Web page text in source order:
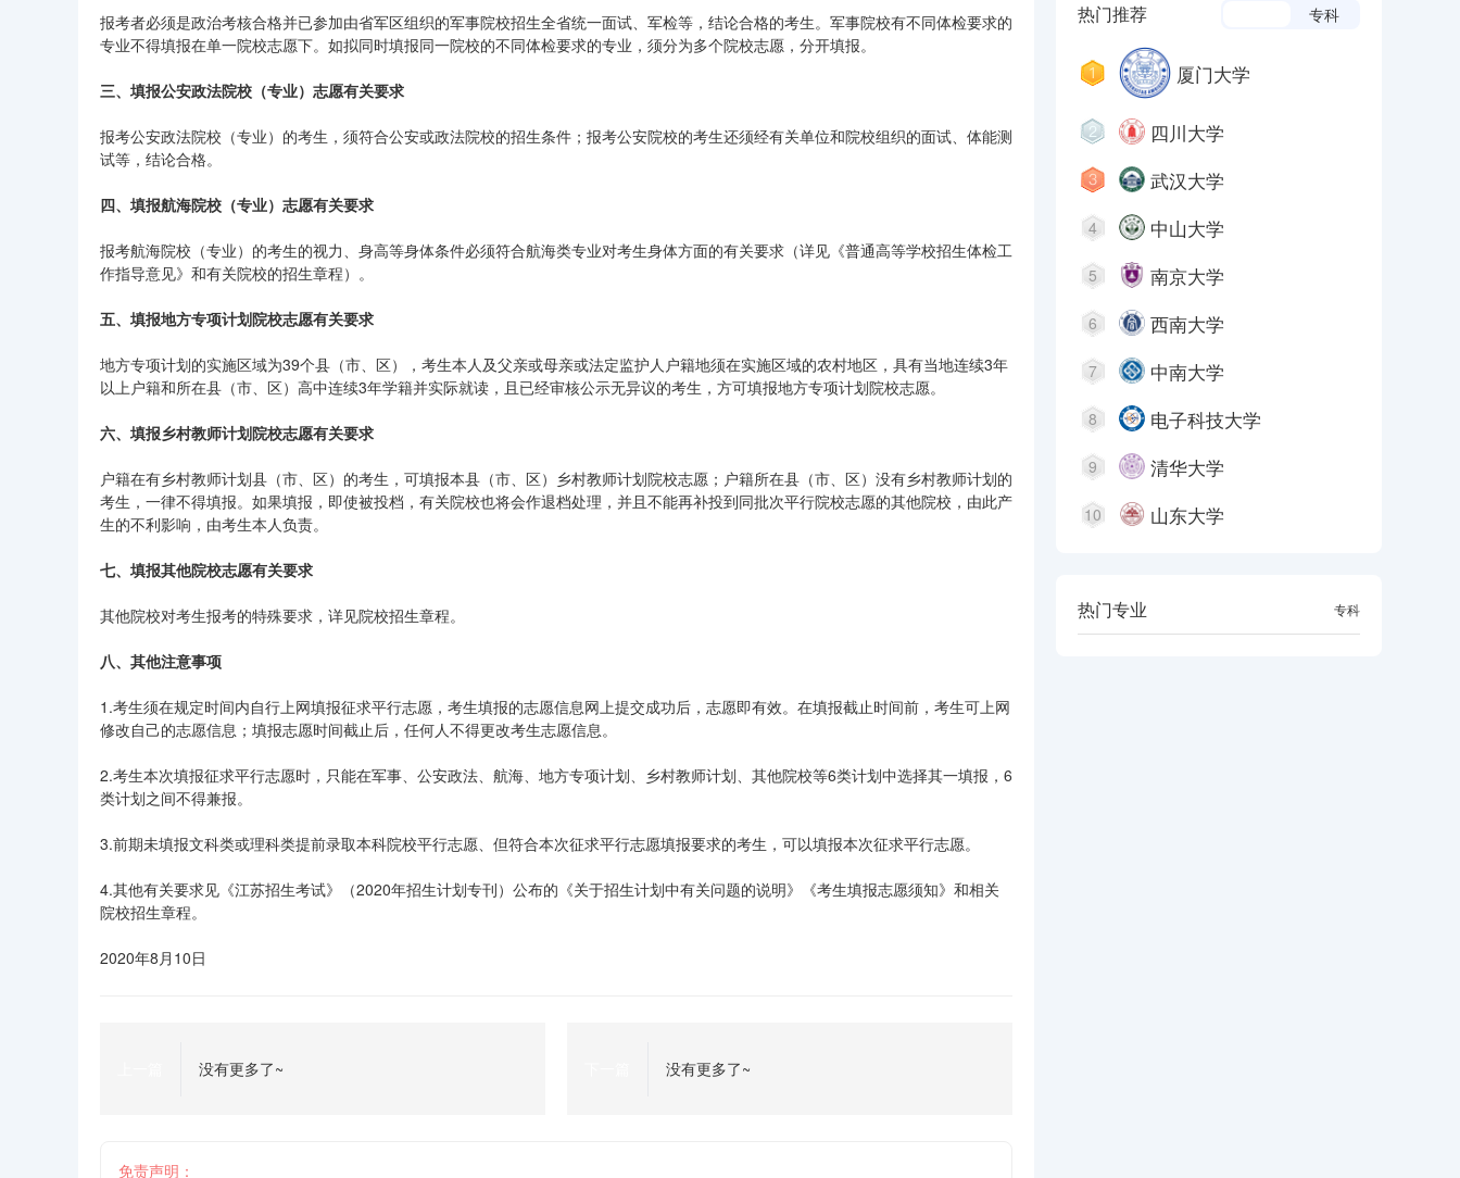
报考者必须是政治考核合格并已参加由省军区组织的军事院校招生全省统一面试、军检等，结论合格的考生。军事院校有不同体检要求的
专业不得填报在单一院校志愿下。如拟同时填报同一院校的不同体检要求的专业，须分为多个院校志愿，分开填报。
三、填报公安政法院校（专业）志愿有关要求
报考公安政法院校（专业）的考生，须符合公安或政法院校的招生条件；报考公安院校的考生还须经有关单位和院校组织的面试、体能测
试等，结论合格。
四、填报航海院校（专业）志愿有关要求
报考航海院校（专业）的考生的视力、身高等身体条件必须符合航海类专业对考生身体方面的有关要求（详见《普通高等学校招生体检工
作指导意见》和有关院校的招生章程）。
五、填报地方专项计划院校志愿有关要求
地方专项计划的实施区域为39个县（市、区），考生本人及父亲或母亲或法定监护人户籍地须在实施区域的农村地区，具有当地连续3年
以上户籍和所在县（市、区）高中连续3年学籍并实际就读，且已经审核公示无异议的考生，方可填报地方专项计划院校志愿。
六、填报乡村教师计划院校志愿有关要求
户籍在有乡村教师计划县（市、区）的考生，可填报本县（市、区）乡村教师计划院校志愿；户籍所在县（市、区）没有乡村教师计划的
考生，一律不得填报。如果填报，即使被投档，有关院校也将会作退档处理，并且不能再补投到同批次平行院校志愿的其他院校，由此产
生的不利影响，由考生本人负责。
七、填报其他院校志愿有关要求
其他院校对考生报考的特殊要求，详见院校招生章程。
八、其他注意事项
1.考生须在规定时间内自行上网填报征求平行志愿，考生填报的志愿信息网上提交成功后，志愿即有效。在填报截止时间前，考生可上网
修改自己的志愿信息；填报志愿时间截止后，任何人不得更改考生志愿信息。
2.考生本次填报征求平行志愿时，只能在军事、公安政法、航海、地方专项计划、乡村教师计划、其他院校等6类计划中选择其一填报，6
类计划之间不得兼报。
3.前期未填报文科类或理科类提前录取本科院校平行志愿、但符合本次征求平行志愿填报要求的考生，可以填报本次征求平行志愿。
4.其他有关要求见《江苏招生考试》（2020年招生计划专刊）公布的《关于招生计划中有关问题的说明》《考生填报志愿须知》和相关
院校招生章程。
2020年8月10日
没有更多了~ 没有更多了~
免责声明：
热门推荐 专科
厦门大学
四川大学
武汉大学
4 中山大学
5 南京大学
6 西南大学
7 中南大学
8 电子科技大学
9 清华大学
10 山东大学
热门专业 专科